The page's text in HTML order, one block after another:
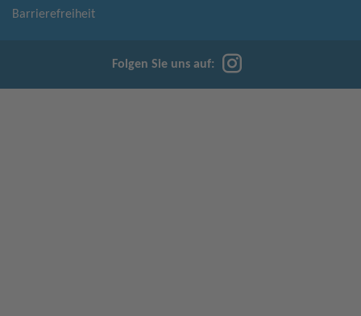
Barrierefreiheit
Folgen Sie uns auf: